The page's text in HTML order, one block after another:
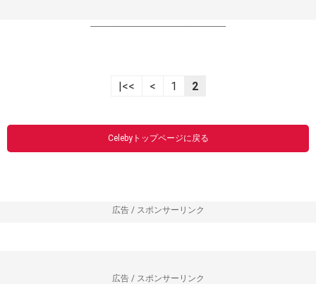
----------------------------------------------------------------
|<< < 1 2
Celebyトップページに戻る
広告 / スポンサーリンク
広告 / スポンサーリンク